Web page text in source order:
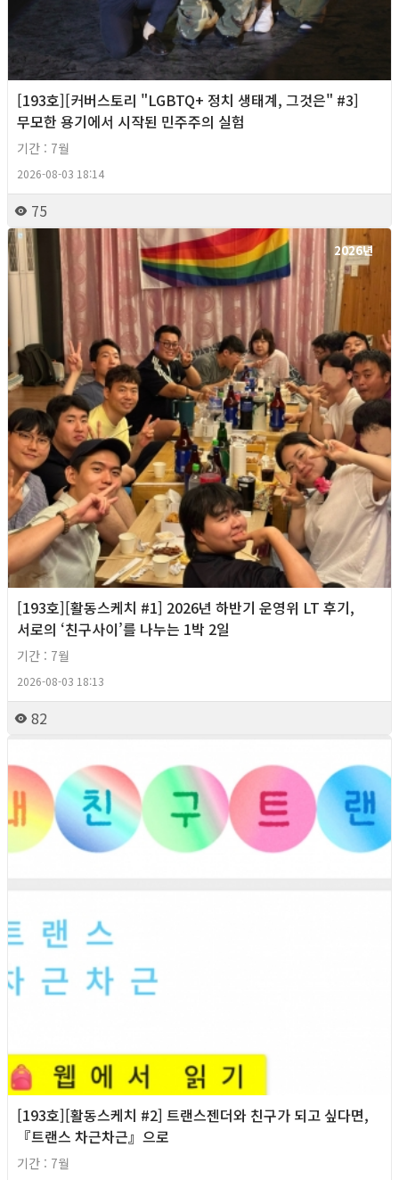
[193호][커버스토리 "LGBTQ+ 정치 생태계, 그것은" #3]
무모한 용기에서 시작된 민주주의 실험
기간 : 7월
2026-08-03 18:14
75
2026년
[193호][활동스케치 #1] 2026년 하반기 운영위 LT 후기,
서로의 ‘친구사이’를 나누는 1박 2일
기간 : 7월
2026-08-03 18:13
82
[193호][활동스케치 #2] 트랜스젠더와 친구가 되고 싶다면,
『트랜스 차근차근』으로
기간 : 7월